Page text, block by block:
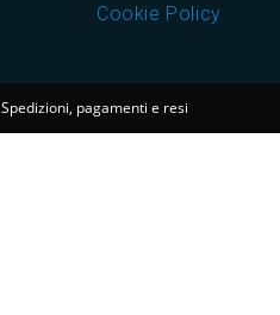
Cookie Policy
Spedizioni, pagamenti e resi